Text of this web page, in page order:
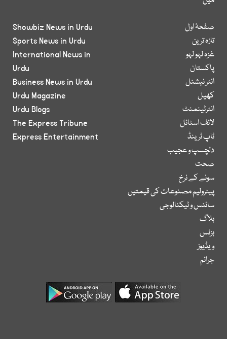
صفحۂ اول
تازہ ترین
غزہ لہو لہو
پاکستان
انٹر نیشنل
کھیل
انٹرٹینمنٹ
لائف اسٹائل
ٹاپ ٹرینڈ
دلچسپ و عجیب
صحت
سونے کے نرخ
پیٹرولیم مصنوعات کی قیمتیں
سائنس و ٹیکنالوجی
بلاگ
بزنس
ویڈیوز
جرائم
Showbiz News in Urdu
Sports News in Urdu
International News in
Urdu
Business News in Urdu
Urdu Magazine
Urdu Blogs
The Express Tribune
Express Entertainment